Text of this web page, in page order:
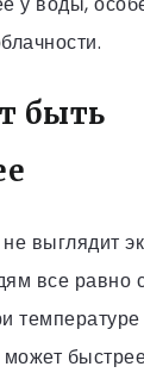
быть
выглядит
все равно